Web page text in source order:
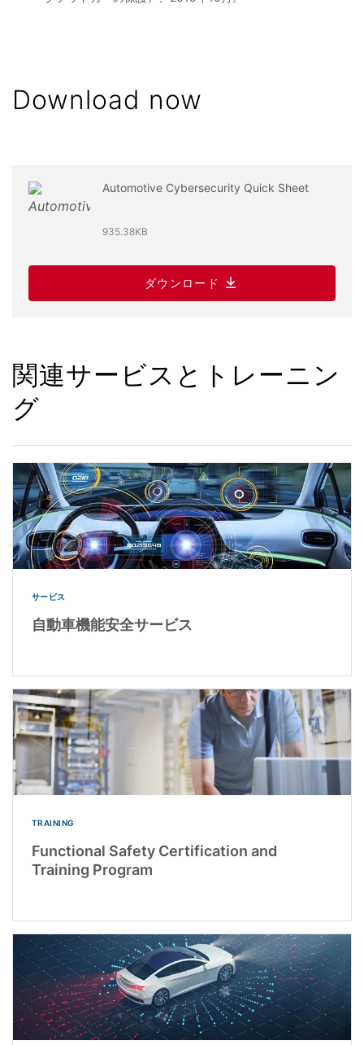
Download now
Automotive Cybersecurity Quick Sheet
935.38KB
ダウンロード
関連サービスとトレーニン
グ
サービス
自動車機能安全サービス
TRAINING
Functional Safety Certification and
Training Program